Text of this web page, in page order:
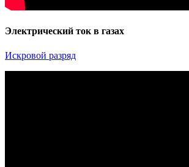
Электрический ток в газах
Искровой разряд